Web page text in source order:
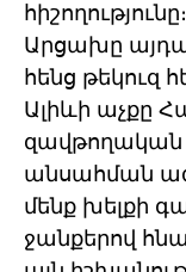
Արցախը
հենց թեկուզ
Ալիևի աչքը
զավթողական
անսահման
մենք խելքի
ջանքերով